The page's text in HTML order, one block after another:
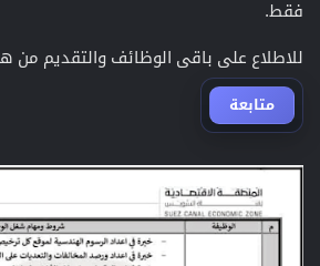
فقط.
للاطلاع على باقى الوظائف والتقديم من
متابعة